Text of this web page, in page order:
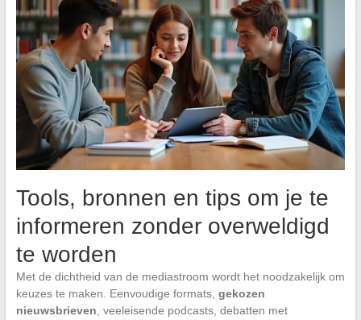
Tools, bronnen en tips om je te
informeren zonder overweldigd
te worden
Met de dichtheid van de mediastroom wordt het noodzakelijk om
keuzes te maken. Eenvoudige formats, gekozen
nieuwsbrieven , veeleisende podcasts, debatten met